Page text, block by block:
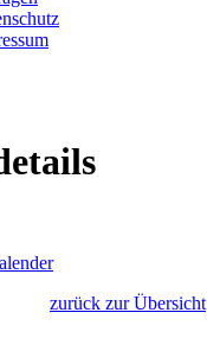
zurück zur Übersicht